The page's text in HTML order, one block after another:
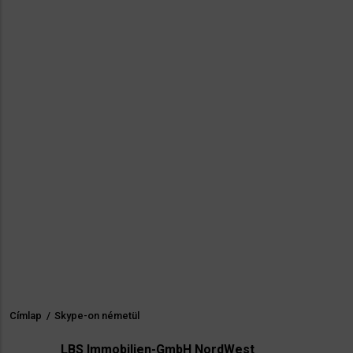
Morzsa
Címlap / Skype-on németül
LBS Immobilien-GmbH NordWest